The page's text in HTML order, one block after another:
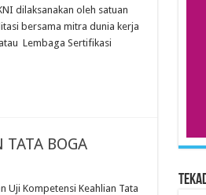
dilaksanakan oleh satuan
bersama mitra dunia kerja
Lembaga Sertifikasi
BOGA
Uji Kompetensi Keahlian Tata